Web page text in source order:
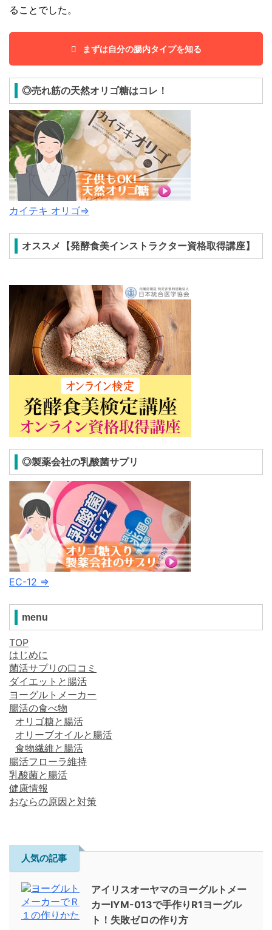
ることでした。
まずは自分の腸内タイプを知る
◎売れ筋の天然オリゴ糖はコレ！
カイテキ オリゴ⇒
オススメ【発酵食美インストラクター資格取得講座】
◎製薬会社の乳酸菌サプリ
EC-12 ⇒
menu
TOP
はじめに
菌活サプリの口コミ
ダイエットと腸活
ヨーグルトメーカー
腸活の食べ物
オリゴ糖と腸活
オリーブオイルと腸活
食物繊維と腸活
腸活フローラ維持
乳酸菌と腸活
健康情報
おならの原因と対策
人気の記事
アイリスオーヤマのヨーグルトメー
カーIYM-013で手作りR1ヨーグル
ト！失敗ゼロの作り方